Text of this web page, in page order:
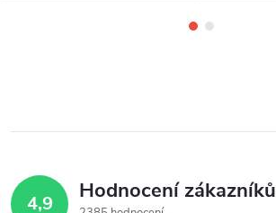
4,9 Hodnocení zákazníků